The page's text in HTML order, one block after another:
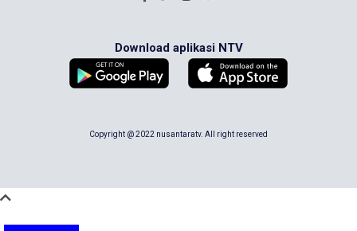
Download aplikasi NTV
Copyright @ 2022 nusantaratv. All right reserved